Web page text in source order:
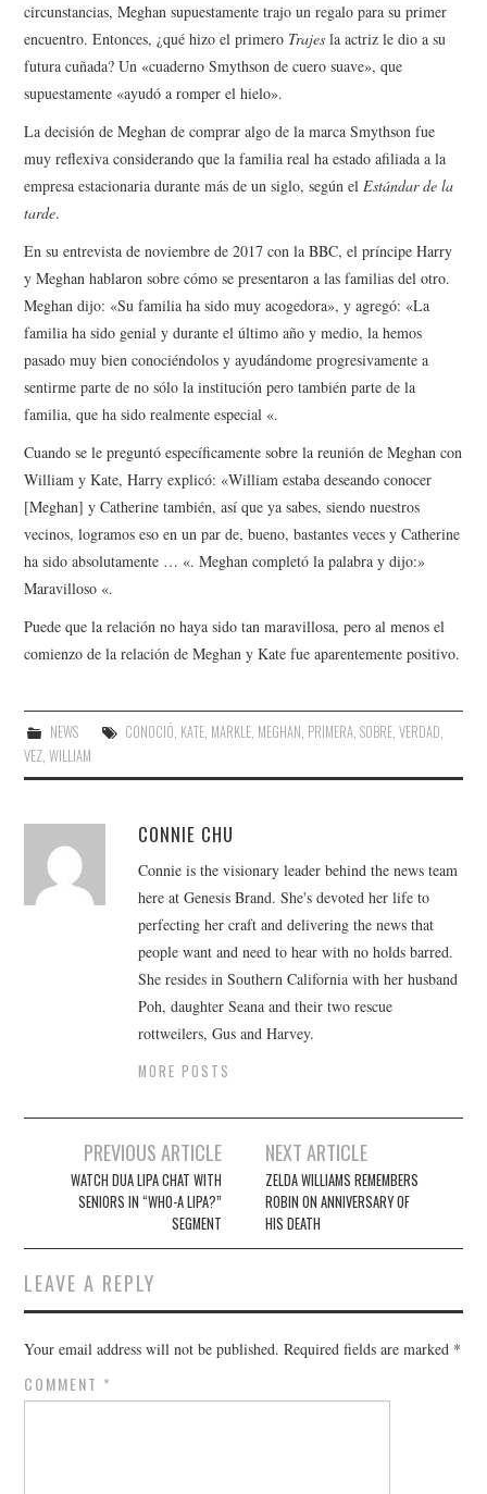
circunstancias, Meghan supuestamente trajo un regalo para su primer
encuentro. Entonces, ¿qué hizo el primero Trajes la actriz le dio a su
futura cuñada? Un «cuaderno Smythson de cuero suave», que
supuestamente «ayudó a romper el hielo».
La decisión de Meghan de comprar algo de la marca Smythson fue
muy reflexiva considerando que la familia real ha estado afiliada a la
empresa estacionaria durante más de un siglo, según elEstándar de la
tarde.
En su entrevista de noviembre de 2017 con la BBC, el príncipe Harry
y Meghan hablaron sobre cómo se presentaron a las familias del otro.
Meghan dijo: «Su familia ha sido muy acogedora», y agregó: «La
familia ha sido genial y durante el último año y medio, la hemos
pasado muy bien conociéndolos y ayudándome progresivamente a
sentirme parte de no sólo la institución pero también parte de la
familia, que ha sido realmente especial «.
Cuando se le preguntó específicamente sobre la reunión de Meghan con
William y Kate, Harry explicó: «William estaba deseando conocer
[Meghan] y Catherine también, así que ya sabes, siendo nuestros
vecinos, logramos eso en un par de, bueno, bastantes veces y Catherine
ha sido absolutamente … «. Meghan completó la palabra y dijo:»
Maravilloso «.
Puede que la relación no haya sido tan maravillosa, pero al menos el
comienzo de la relación de Meghan y Kate fue aparentemente positivo.
NEWS CONOCIÓ, KATE, MARKLE, MEGHAN, PRIMERA, SOBRE, VERDAD,
VEZ,WILLIAM
CONNIE CHU
Connie is the visionary leader behind the news team
here at Genesis Brand. She's devoted her life to
perfecting her craft and delivering the news that
people want and need to hear with no holds barred.
She resides in Southern California with her husband
Poh, daughter Seana and their two rescue
rottweilers, Gus and Harvey.
MORE POSTS
navigation
PREVIOUS ARTICLE
WATCH DUA LIPA CHAT WITH
SENIORS IN “WHO-A LIPA?”
SEGMENT
NEXT ARTICLE
ZELDA WILLIAMS REMEMBERS
ROBIN ON ANNIVERSARY OF
HIS DEATH
LEAVE A REPLY
Your email address will not be published. Required fields are marked *
COMMENT *